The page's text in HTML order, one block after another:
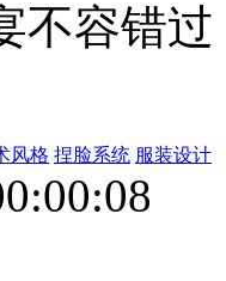
不容错
风格 捏脸系统 服装设计